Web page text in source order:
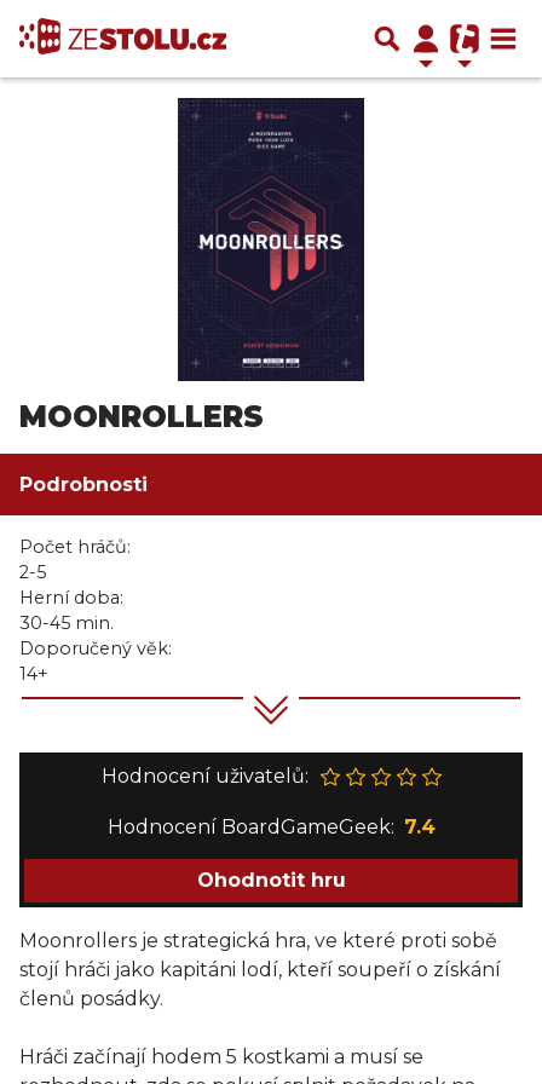
MOONROLLERS
Podrobnosti
Počet hráčů:
2-5
Herní doba:
30-45 min.
Doporučený věk:
14+
Hodnocení uživatelů:
Hodnocení BoardGameGeek: 7.4
Ohodnotit hru
Moonrollers je strategická hra, ve které proti sobě
stojí hráči jako kapitáni lodí, kteří soupeří o získání
členů posádky.
Hráči začínají hodem 5 kostkami a musí se